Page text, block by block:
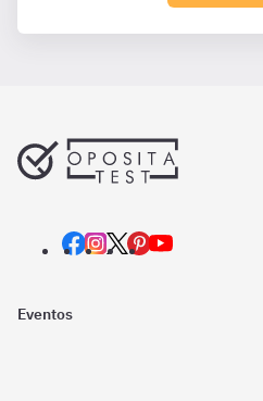
Eventos